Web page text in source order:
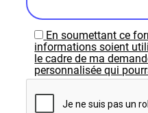
En soumettant ce
informations soient
le cadre de ma
personnalisée qui